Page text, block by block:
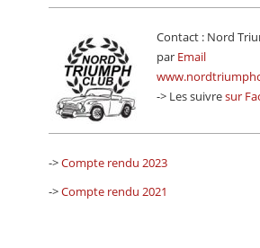
Contact : Nord
par Email
-> Les suivresur
->Compte rendu 2023
->Compte rendu 2021